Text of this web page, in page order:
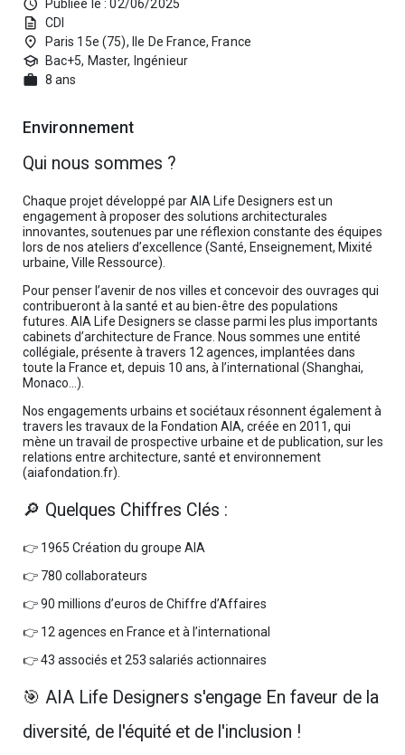
schedule Publiée le : 02/06/2025
description CDI
place Paris 15e (75), Ile De France, France
school Bac+5, Master, Ingénieur
work 8 ans
Environnement
Qui nous sommes ?
Chaque projet développé par AIA Life Designers est un
engagement à proposer des solutions architecturales
innovantes, soutenues par une réflexion constante des équipes
lors de nos ateliers d’excellence (Santé, Enseignement, Mixité
urbaine, Ville Ressource).
Pour penser l’avenir de nos villes et concevoir des ouvrages qui
contribueront à la santé et au bien-être des populations
futures. AIA Life Designers se classe parmi les plus importants
cabinets d’architecture de France. Nous sommes une entité
collégiale, présente à travers 12 agences, implantées dans
toute la France et, depuis 10 ans, à l’international (Shanghai,
Monaco...).
Nos engagements urbains et sociétaux résonnent également à
travers les travaux de la Fondation AIA, créée en 2011, qui
mène un travail de prospective urbaine et de publication, sur les
relations entre architecture, santé et environnement
(aiafondation.fr).
🔎 Quelques Chiffres Clés :
👉 1965 Création du groupe AIA
👉 780 collaborateurs
👉 90 millions d’euros de Chiffre d’Affaires
👉 12 agences en France et à l’international
👉 43 associés et 253 salariés actionnaires
🎯 AIA Life Designers s'engage En faveur de la
diversité, de l'équité et de l'inclusion !